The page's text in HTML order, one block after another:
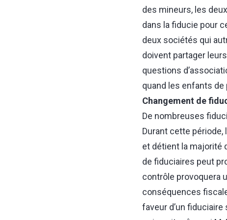
des mineurs, les
dans la fiducie pour
deux sociétés qui
doivent partager
questions
quand les enfants
Changement de
De nombreuses
Durant cette
et détient la majorité
de fiduciaires peut
contrôle provoquera
conséquences
faveur d’un